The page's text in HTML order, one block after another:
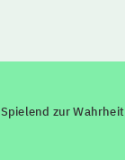
Spielend zur Wahrheit